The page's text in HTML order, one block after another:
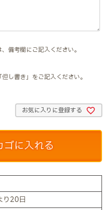
備考欄にご記入ください。
し書き」をご記入ください。
お気に入りに登録する
ゴに入れる
り20日